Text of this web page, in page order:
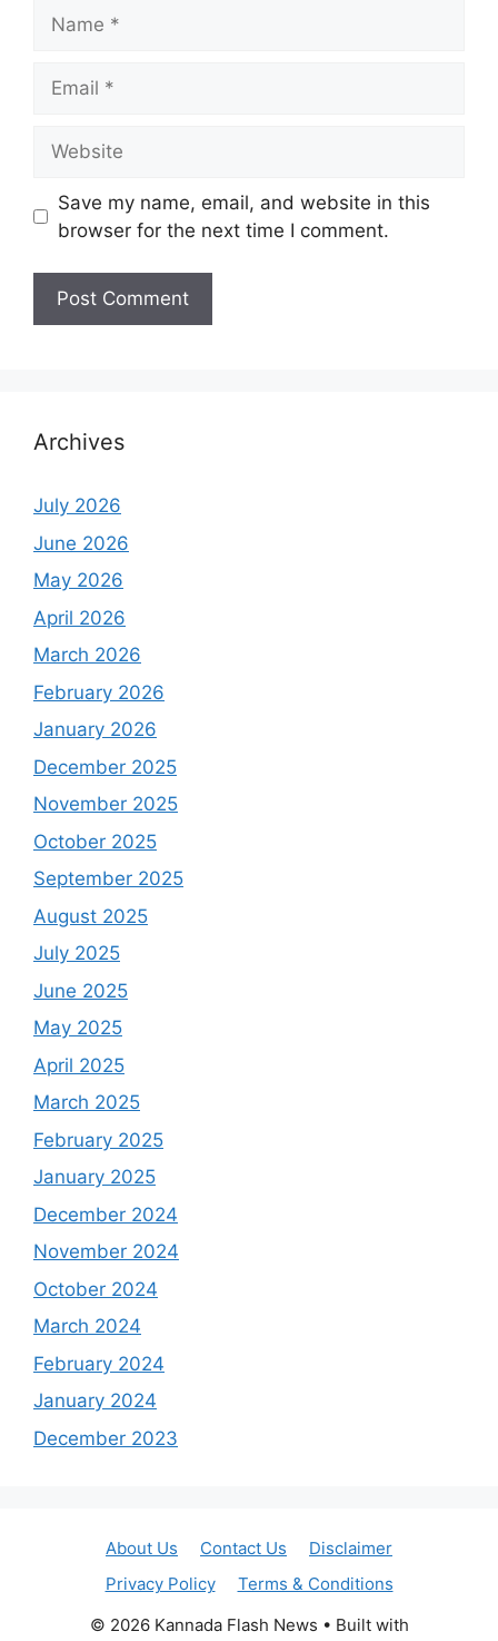
Save my name, email, and website in this
browser for the next time I comment.
Archives
July 2026
June 2026
May 2026
April 2026
March 2026
February 2026
January 2026
December 2025
November 2025
October 2025
September 2025
August 2025
July 2025
June 2025
May 2025
April 2025
March 2025
February 2025
January 2025
December 2024
November 2024
October 2024
March 2024
February 2024
January 2024
December 2023
About Us Contact Us
Disclaimer
Privacy Policy
Terms & Conditions
© 2026 Kannada Flash News • Built with